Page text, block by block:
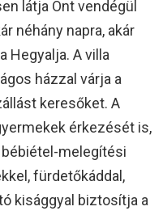
látja Önt vendégül
néhány napra, akár
Hegyalja. A villa
házzal várja a
keresőket. A
érkezését is,
bébiétel-melegítési
fürdetőkáddal,
kisággyal biztosítja a